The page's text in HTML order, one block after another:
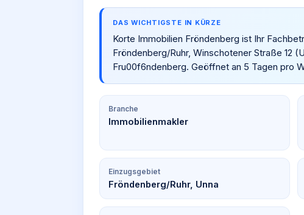
DAS WICHTIGSTE IN KÜRZE
Korte Immobilien Fröndenberg ist Ihr
Fröndenberg/Ruhr, Winschotener Straße 12
Fru00f6ndenberg. Geöffnet an 5 Tagen pro
Branche
Immobilienmakler
Einzugsgebiet
Fröndenberg/Ruhr, Unna